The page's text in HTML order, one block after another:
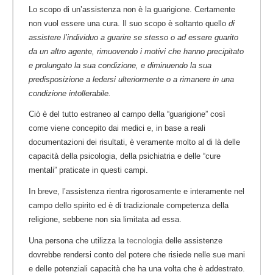
Lo scopo di un’assistenza non è la guarigione. Certamente
non vuol essere una cura. Il suo scopo è soltanto quello di
assistere l’individuo a guarire se stesso o ad essere guarito
da un altro agente, rimuovendo i motivi che hanno precipitato
e prolungato la sua condizione, e diminuendo la sua
predisposizione a ledersi ulteriormente o a rimanere in una
condizione intollerabile.
Ciò è del tutto estraneo al campo della “guarigione” così
come viene concepito dai medici e, in base a reali
documentazioni dei risultati, è veramente molto al di là delle
capacità della psicologia, della psichiatria e delle “cure
mentali” praticate in questi campi.
In breve, l’assistenza rientra rigorosamente e interamente nel
campo dello spirito ed è di tradizionale competenza della
religione, sebbene non sia limitata ad essa.
Una persona che utilizza la tecnologiadelle assistenze
dovrebbe rendersi conto del potere che risiede nelle sue mani
e delle potenziali capacità che ha una volta che è addestrato.